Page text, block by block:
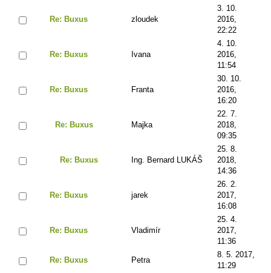
Re: Buxus zloudek
3. 10.
2016,
22:22
Re: Buxus Ivana
4. 10.
2016,
11:54
Re: Buxus Franta
30. 10.
2016,
16:20
Re: Buxus Majka
22. 7.
2018,
09:35
Re: Buxus Ing. Bernard LUKÁŠ
25. 8.
2018,
14:36
Re: Buxus jarek
26. 2.
2017,
16:08
Re: Buxus Vladimír
25. 4.
2017,
11:36
Re: Buxus Petra
8. 5. 2017,
11:29